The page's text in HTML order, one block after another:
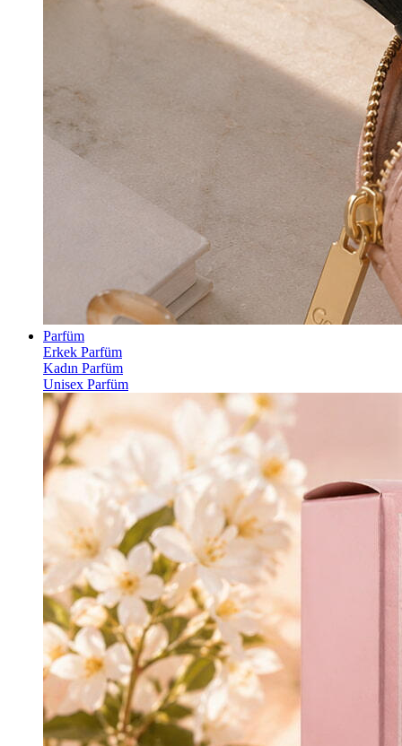
Parfüm
Erkek Parfüm
Kadın Parfüm
Unisex Parfüm